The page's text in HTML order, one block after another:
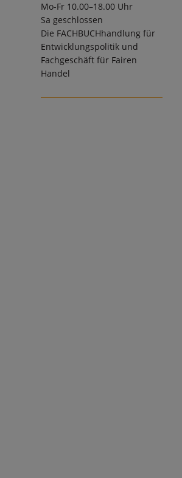
Mo-Fr 10.00–18.00 Uhr
Sa geschlossen
Die FACHBUCHhandlung für
Entwicklungspolitik und
Fachgeschäft für Fairen
Handel